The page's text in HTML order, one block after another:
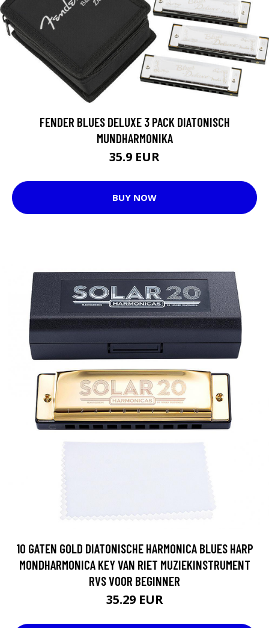
FENDER BLUES DELUXE 3 PACK DIATONISCH
MUNDHARMONIKA
35.9 EUR
BUY NOW
10 GATEN GOLD DIATONISCHE HARMONICA BLUES HARP
MONDHARMONICA KEY VAN RIET MUZIEKINSTRUMENT
RVS VOOR BEGINNER
35.29 EUR